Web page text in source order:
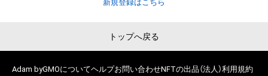
新規登録はこちら
トップへ戻る
Adam byGMOについてヘルプお問い合わせNFTの出品（法人）利用規約